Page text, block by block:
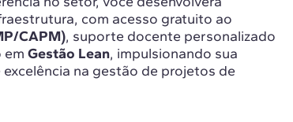
com acesso gratuito ao
CAPM), suporte docente personalizado
em Gestão Lean, impulsionando sua
na gestão de projetos de